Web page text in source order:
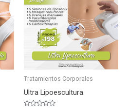
Tratamientos Corporales
Ultra Lipoescultura